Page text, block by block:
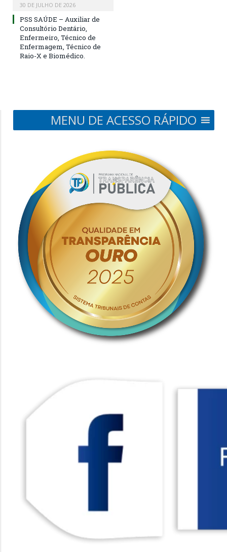
30 DE JULHO DE 2026
PSS SAÚDE – Auxiliar de
Consultório Dentário,
Enfermeiro, Técnico de
Enfermagem, Técnico de
Raio-X e Biomédico.
MENU DE ACESSO RÁPIDO